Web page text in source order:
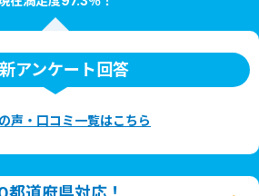
アンケート回答
声・口コミ一覧はこちら